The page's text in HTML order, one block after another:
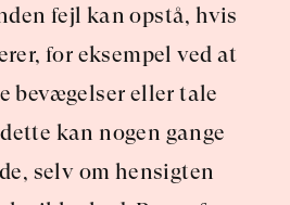
fejl kan opstå, hvis
for eksempel ved at
bevægelser eller tale
kan nogen gange
selv om hensigten